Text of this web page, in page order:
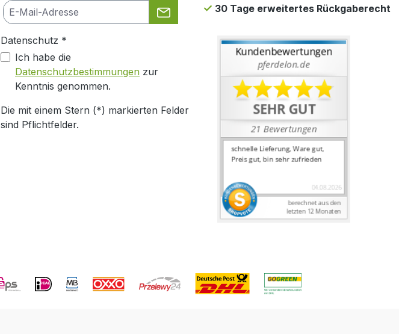
Datenschutz *
Ich habe die
Datenschutzbestimmungen zur
Kenntnis genommen.
Die mit einem Stern (*) markierten Felder
sind Pflichtfelder.
30 Tage erweitertes Rückgaberecht